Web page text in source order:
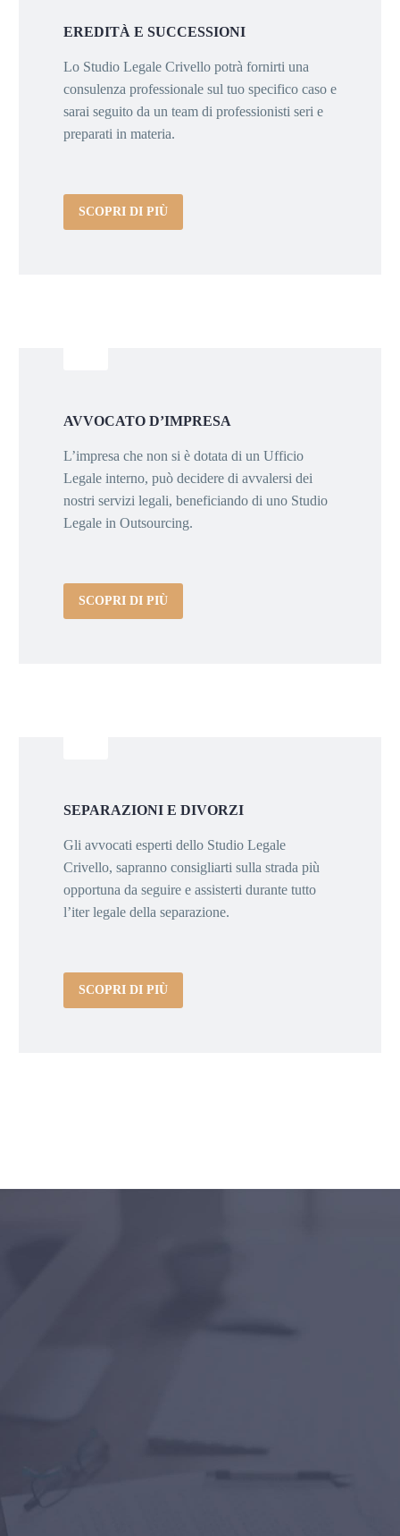
EREDITÀ E SUCCESSIONI
Lo Studio Legale Crivello potrà fornirti una
consulenza professionale sul tuo specifico caso e
sarai seguito da un team di professionisti seri e
preparati in materia.
SCOPRI DI PIÙ
AVVOCATO D’IMPRESA
L’impresa che non si è dotata di un Ufficio
Legale interno, può decidere di avvalersi dei
nostri servizi legali, beneficiando di uno Studio
Legale in Outsourcing.
SCOPRI DI PIÙ
SEPARAZIONI E DIVORZI
Gli avvocati esperti dello Studio Legale
Crivello, sapranno consigliarti sulla strada più
opportuna da seguire e assisterti durante tutto
l’iter legale della separazione.
SCOPRI DI PIÙ
LE NOSTRE